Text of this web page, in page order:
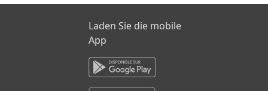
Laden Sie die mobile
App